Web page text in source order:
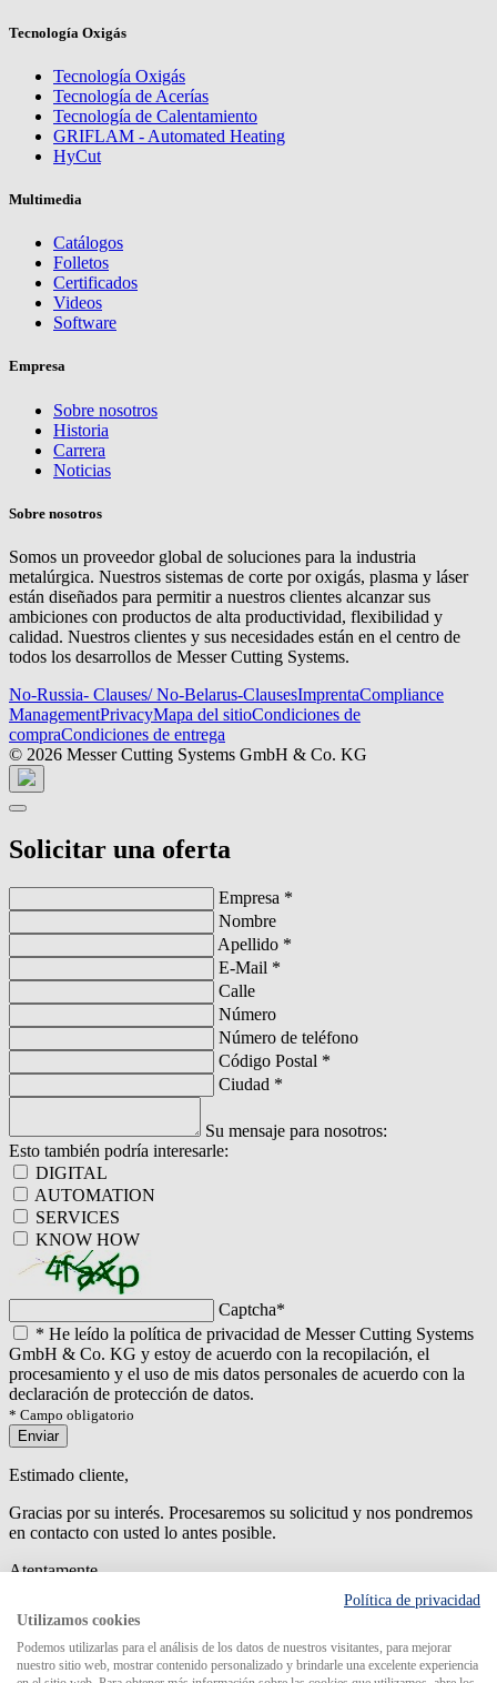
Tecnología Oxigás
Tecnología Oxigás
Tecnología de Acerías
Tecnología de Calentamiento
GRIFLAM - Automated Heating
HyCut
Multimedia
Catálogos
Folletos
Certificados
Videos
Software
Empresa
Sobre nosotros
Historia
Carrera
Noticias
Sobre nosotros
Somos un proveedor global de soluciones para la industria
metalúrgica. Nuestros sistemas de corte por oxigás, plasma y láser
están diseñados para permitir a nuestros clientes alcanzar sus
ambiciones con productos de alta productividad, flexibilidad y
calidad. Nuestros clientes y sus necesidades están en el centro de
todos los desarrollos de Messer Cutting Systems.
No-Russia- Clauses/ No-Belarus-ClausesImprentaCompliance
ManagementPrivacyMapa del sitioCondiciones de
compraCondiciones de entrega
© 2026 Messer Cutting Systems GmbH & Co. KG
Solicitar una oferta
Empresa *
Nombre
Apellido *
E-Mail *
Calle
Número
Número de teléfono
Código Postal *
Ciudad *
Su mensaje para nosotros:
Esto también podría interesarle:
DIGITAL
AUTOMATION
SERVICES
KNOW HOW
Captcha*
* He leído la política de privacidad de Messer Cutting Systems
GmbH & Co. KG y estoy de acuerdo con la recopilación, el
procesamiento y el uso de mis datos personales de acuerdo con la
declaración de protección de datos.
* Campo obligatorio
Enviar
Estimado cliente,
Gracias por su interés. Procesaremos su solicitud y nos pondremos
en contacto con usted lo antes posible.
Atentamente
An error has occured while submitting the form. Please try again
later.
Política de privacidad
Utilizamos cookies
Podemos utilizarlas para el análisis de los datos de nuestros visitantes, para mejorar
nuestro sitio web, mostrar contenido personalizado y brindarle una excelente experiencia